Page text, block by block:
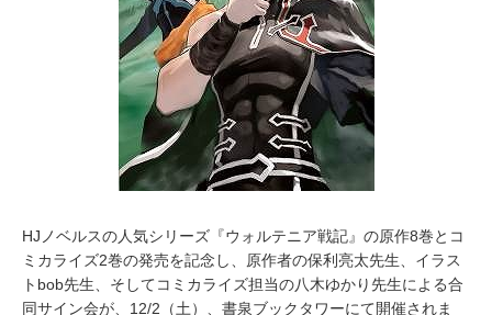
HJノベルスの人気シリーズ『ウォルテニア戦記』の原作8巻とコ
ミカライズ2巻の発売を記念し、原作者の保利亮太先生、イラス
トbob先生、そしてコミカライズ担当の八木ゆかり先生による合
同サイン会が、12/2（土）、書泉ブックタワーにて開催されま